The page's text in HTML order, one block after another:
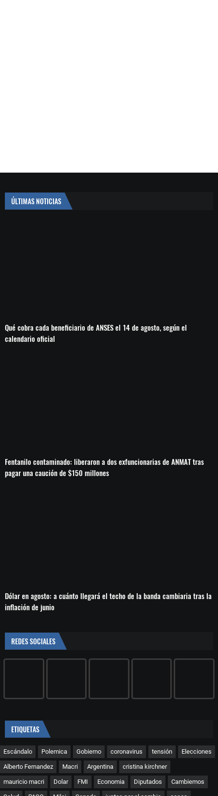
ÚLTIMAS NOTICIAS
Qué cobra cada beneficiario de ANSES el 14 de agosto, según el
calendario oficial
Fentanilo contaminado: liberaron a dos exfuncionarias de ANMAT tras
pagar una caución de $150 millones
Dólar en agosto: a cuánto llegará el techo de la banda cambiaria tras la
inflación de junio
REDES SOCIALES
ETIQUETAS
Escándalo Polemica Gobierno coronavirus tensión Elecciones
Alberto Fernandez Macri Argentina cristina kirchner
mauricio macri Dolar FMI Economia Diputados Cambiemos